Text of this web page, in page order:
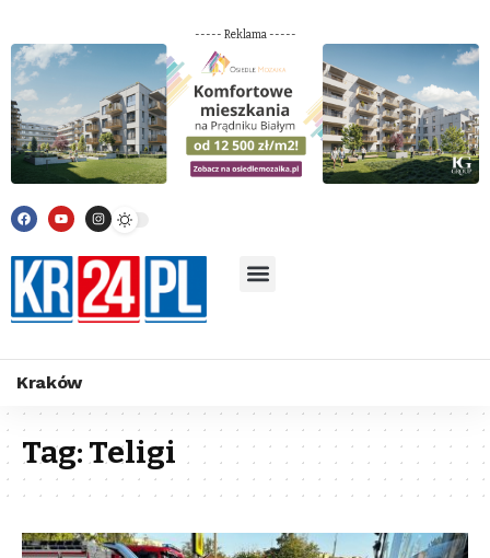
----- Reklama -----
Kraków
Tag:Teligi